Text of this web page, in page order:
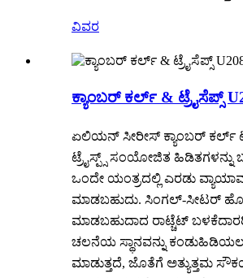
ವಿವರ
ಕ್ಯಾಂಬರ್ ಕರ್ಲ್ & ಟ್ರೈಸೆಪ್ಸ್
ಏಲಿಯನ್ ಸೀರೀಸ್ ಕ್ಯಾಂಬರ್ ಕರ್ಲ್
ಟ್ರೈಸ್ಪ್ಸ್ ಸಂಯೋಜಿತ ಹಿಡಿತಗಳನ್ನು
ಒಂದೇ ಯಂತ್ರದಲ್ಲಿ ಎರಡು
ಮಾಡಬಹುದು. ಸಿಂಗಲ್-ಸೀಟರ್
ಮಾಡಬಹುದಾದ ರಾಟ್ಚೆಟ್
ಚಲನೆಯ ಸ್ಥಾನವನ್ನು
ಮಾಡುತ್ತದೆ, ಜೊತೆಗೆ ಅತ್ಯುತ್ತಮ